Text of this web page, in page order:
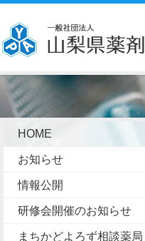
HOME
お知らせ
情報公開
研修会開催のお知らせ
まちかどよろず相談薬局